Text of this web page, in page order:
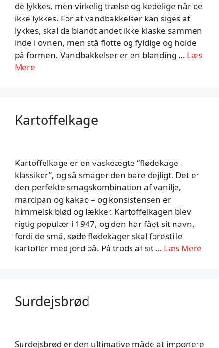
de lykkes, men virkelig trælse og kedelige når de
ikke lykkes. For at vandbakkelser kan siges at
lykkes, skal de blandt andet ikke klaske sammen
inde i ovnen, men stå flotte og fyldige og holde
på formen. Vandbakkelser er en blanding … Læs
Mere
Kartoffelkage
Kartoffelkage er en vaskeægte “flødekage-
klassiker”, og så smager den bare dejligt. Det er
den perfekte smagskombination af vanilje,
marcipan og kakao – og konsistensen er
himmelsk blød og lækker. Kartoffelkagen blev
rigtig populær i 1947, og den har fået sit navn,
fordi de små, søde flødekager skal forestille
kartofler med jord på. På trods af sit … Læs Mere
Surdejsbrød
Surdejsbrød er den ultimative måde at imponere